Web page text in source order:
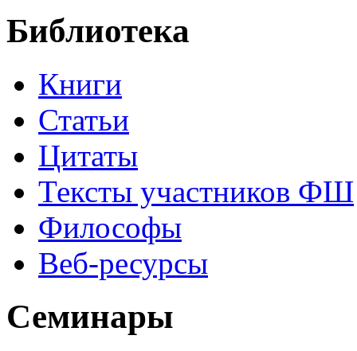
Библиотека
Книги
Статьи
Цитаты
Тексты участников ФШ
Философы
Веб-ресурсы
Семинары